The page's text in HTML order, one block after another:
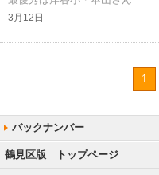
3月12日
1
鶴見区版 トップページ